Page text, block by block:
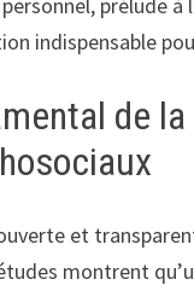
indispensable
de
et
montrent